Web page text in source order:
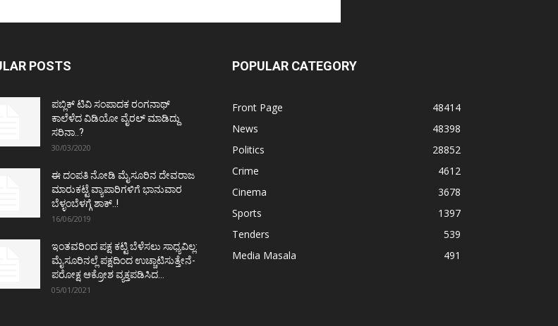
POSTS
ಪಬ್ಲಿಕ್ ಟಿವಿ ಸಂಪಾದಕ ರಂಗನಾಥ್
ಕಾಲೆಳೆದ ವಿಡಿಯೋ ವೈರಲ್ ಮಾಡಿದ್ದು
ಸರಿನಾ..?
30/03/2020
ಈ ದಂಪತಿ ನೋಡಿ ಮೈಸೂರಿನ ದೇವರಾಜ
ಮಾರುಕಟ್ಟೆ ವ್ಯಾಪಾರಿಗಳಿಗೆ ಭಾನುವಾರ
ಬೆಳ್ಳಂಬೆಳಗ್ಗೆ ಶಾಕ್..!
16/06/2019
ಇಂತವರಿಂದ ಪಕ್ಷ ಕಟ್ಟಿ ಬೆಳೆಸಲು ಸಾಧ್ಯವಿಲ್ಲ:
ಮೈಸೂರಿನಲ್ಲೆ ಪಕ್ಷದಿಂದ ಉಚ್ಚಾಟಿಸುತ್ತೇನೆ-
ಪರೋಕ್ಷ ಆಕ್ರೋಶ ವ್ಯಕ್ತಪಡಿಸಿದ...
05/01/2021
POPULAR CATEGORY
Front Page
48414
News
48398
Politics
28852
Crime
4612
Cinema
3678
Sports
1397
Tenders
539
Media Masala
491